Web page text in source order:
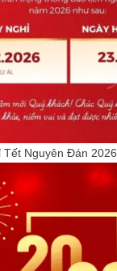
Tết Nguyên Đán 2026